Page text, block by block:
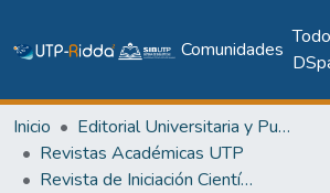
Comunidades
Todo
Inicio
Editorial Universitaria y Publicaciones Seriadas
Revistas Académicas UTP
Revista de Iniciación Científica